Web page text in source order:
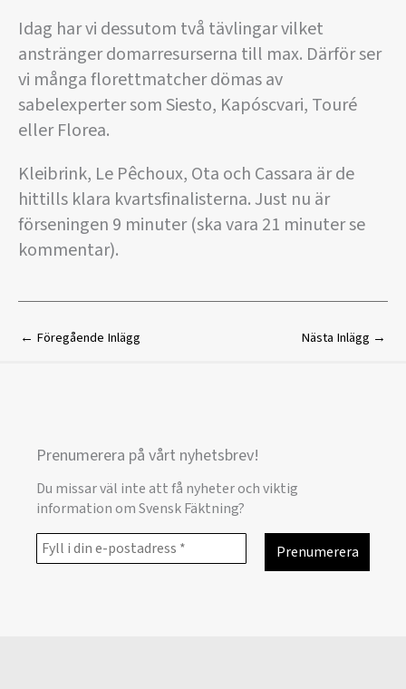
Idag har vi dessutom två tävlingar vilket
anstränger domarresurserna till max. Därför ser
vi många florettmatcher dömas av
sabelexperter som Siesto, Kapóscvari, Touré
eller Florea.
Kleibrink, Le Pêchoux, Ota och Cassara är de
hittills klara kvartsfinalisterna. Just nu är
förseningen 9 minuter (ska vara 21 minuter se
kommentar).
← Föregående Inlägg Nästa Inlägg →
Prenumerera på vårt nyhetsbrev!
Du missar väl inte att få nyheter och viktig
information om Svensk Fäktning?